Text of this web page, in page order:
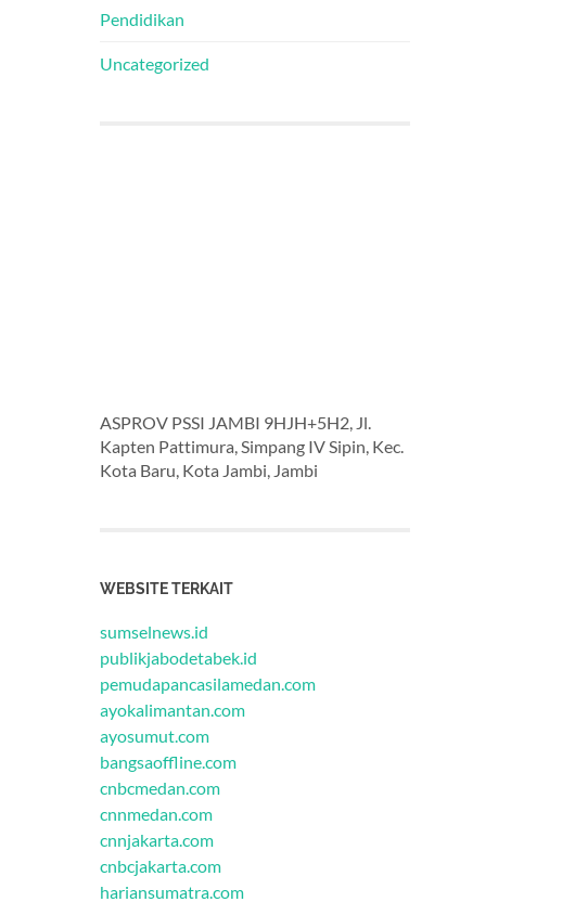
Pendidikan
Uncategorized
ASPROV PSSI JAMBI 9HJH+5H2, Jl.
Kapten Pattimura, Simpang IV Sipin, Kec.
Kota Baru, Kota Jambi, Jambi
WEBSITE TERKAIT
sumselnews.id
publikjabodetabek.id
pemudapancasilamedan.com
ayokalimantan.com
ayosumut.com
bangsaoffline.com
cnbcmedan.com
cnnmedan.com
cnnjakarta.com
cnbcjakarta.com
hariansumatra.com